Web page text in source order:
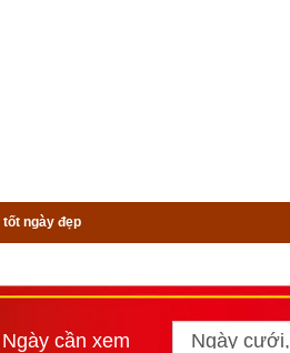
tốt ngày đẹp
Ngày cần xem